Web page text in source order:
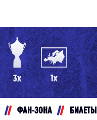
ФАН-ЗОНА БИЛЕТЫ